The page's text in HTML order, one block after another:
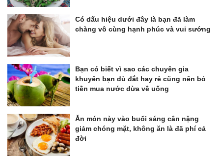
Có dấu hiệu dưới đây là bạn đã làm
chàng vô cùng hạnh phúc và vui sướng
Bạn có biết vì sao các chuyên gia
khuyên bạn dù đắt hay rẻ cũng nên bỏ
tiền mua nước dừa về uống
Ăn món này vào buổi sáng cân nặng
giảm chóng mặt, không ăn là đã phí cả
đời